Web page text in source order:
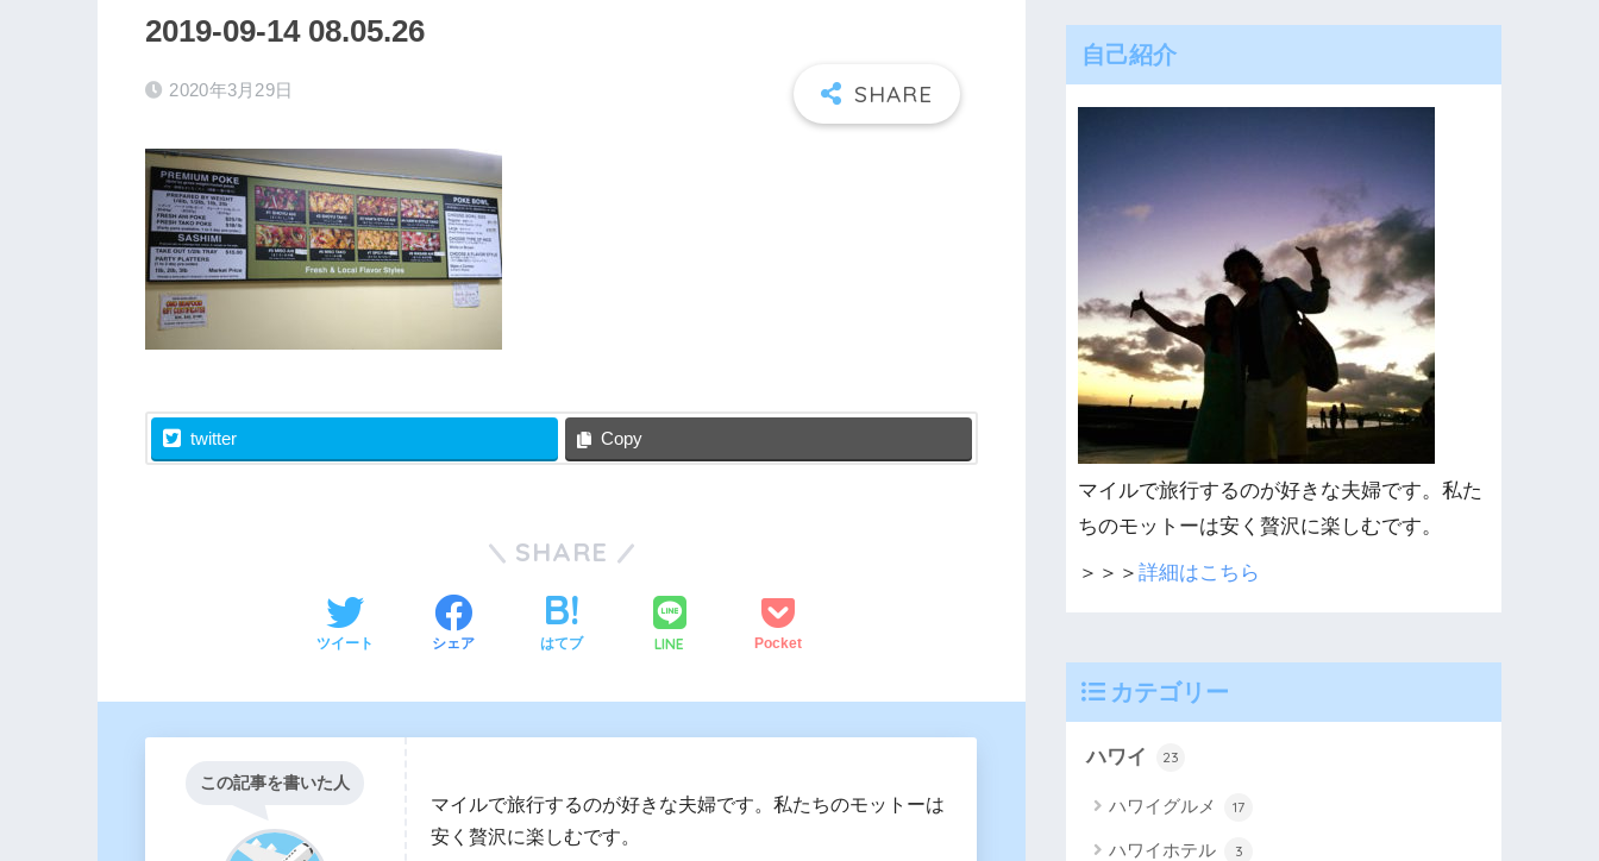
2019-09-14 08.05.26
2020年3月29日
twitter Copy
SHARE
ツイート シェア はてブ LINE Pocket
この記事を書いた人
マイルで旅行するのが好きな夫婦です。私たちのモットーは
安く贅沢に楽しむです。
自己紹介
マイルで旅行するのが好きな夫婦です。私た
ちのモットーは安く贅沢に楽しむです。
＞＞＞詳細はこちら
カテゴリー
ハワイ 23
ハワイグルメ 17
ハワイホテル 3